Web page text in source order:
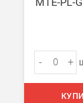
- +